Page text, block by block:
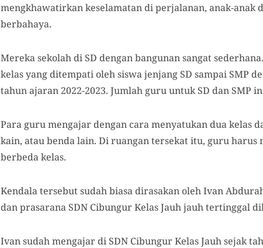
mengkhawatirkan keselamatan di perjalanan, anak-
berbahaya.
Mereka sekolah di SD dengan bangunan sangat
kelas yang ditempati oleh siswa jenjang SD sampai SMP
tahun ajaran 2022-2023. Jumlah guru untuk SD dan SMP
Para guru mengajar dengan cara menyatukan dua kelas
kain, atau benda lain. Di ruangan tersekat itu, guru
berbeda kelas.
Kendala tersebut sudah biasa dirasakan oleh Ivan
dan prasarana SDN Cibungur Kelas Jauh jauh tertinggal
Ivan sudah mengajar di SDN Cibungur Kelas Jauh sejak